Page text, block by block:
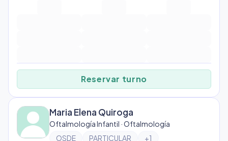
Reservar turno
Maria Elena Quiroga
Oftalmología Infantil · Oftalmología
OSDE
PARTICULAR +1